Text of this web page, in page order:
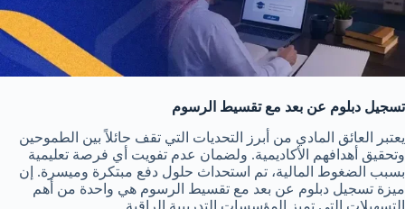
تسجيل دبلوم عن بعد مع تقسيط الرسوم
يعتبر العائق المادي من أبرز التحديات التي تقف حائلاً بين الطموحين
وتحقيق أهدافهم الأكاديمية. ولضمان عدم تفويت أي فرصة تعليمية
بسبب الضغوط المالية، تم استحداث حلول دفع مبتكرة وميسرة. إن
ميزة تسجيل دبلوم عن بعد مع تقسيط الرسوم هي واحدة من أهم
التسهيلات التي تميز المؤسسات التدريبية الراقية.